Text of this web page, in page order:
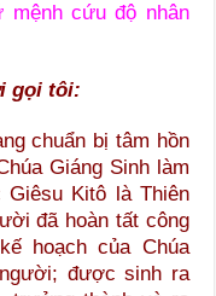
cứu độ nhân
gọi tôi:
chuẩn bị tâm hồn
Giáng Sinh làm
Kitô là Thiên
đã hoàn tất công
hoạch của Chúa
được sinh ra